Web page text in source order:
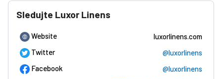
Sledujte Luxor Linens
Website
luxorlinens.com
Twitter
@luxorlinens
Facebook
@luxorlinens